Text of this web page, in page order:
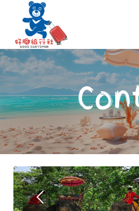
下一